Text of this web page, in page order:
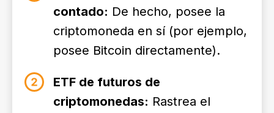
contado: De hecho, posee la
criptomoneda en sí (por ejemplo,
posee Bitcoin directamente).
ETF de futuros de
criptomonedas: Rastrea el